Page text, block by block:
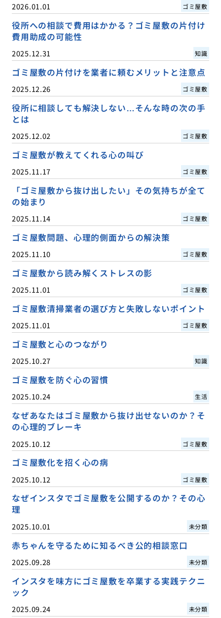
2026.01.01 ゴミ屋敷
役所への相談で費用はかかる？ゴミ屋敷の片付け
費用助成の可能性
2025.12.31 知識
ゴミ屋敷の片付けを業者に頼むメリットと注意点
2025.12.26 ゴミ屋敷
役所に相談しても解決しない…そんな時の次の手
とは
2025.12.02 ゴミ屋敷
ゴミ屋敷が教えてくれる心の叫び
2025.11.17 ゴミ屋敷
「ゴミ屋敷から抜け出したい」その気持ちが全て
の始まり
2025.11.14 ゴミ屋敷
ゴミ屋敷問題、心理的側面からの解決策
2025.11.10 ゴミ屋敷
ゴミ屋敷から読み解くストレスの影
2025.11.01 ゴミ屋敷
ゴミ屋敷清掃業者の選び方と失敗しないポイント
2025.11.01 ゴミ屋敷
ゴミ屋敷と心のつながり
2025.10.27 知識
ゴミ屋敷を防ぐ心の習慣
2025.10.24 生活
なぜあなたはゴミ屋敷から抜け出せないのか？そ
の心理的ブレーキ
2025.10.12 ゴミ屋敷
ゴミ屋敷化を招く心の病
2025.10.12 ゴミ屋敷
なぜインスタでゴミ屋敷を公開するのか？その心
理
2025.10.01 未分類
赤ちゃんを守るために知るべき公的相談窓口
2025.09.28 未分類
インスタを味方にゴミ屋敷を卒業する実践テクニ
ック
2025.09.24 未分類